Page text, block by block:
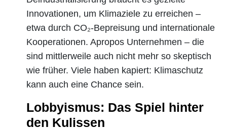
Innovationen, um Klimaziele zu erreichen –
etwa durch CO₂-Bepreisung und internationale
Kooperationen. Apropos Unternehmen – die
sind mittlerweile auch nicht mehr so skeptisch
wie früher. Viele haben kapiert: Klimaschutz
kann auch eine Chance sein.
Lobbyismus: Das Spiel hinter
den Kulissen